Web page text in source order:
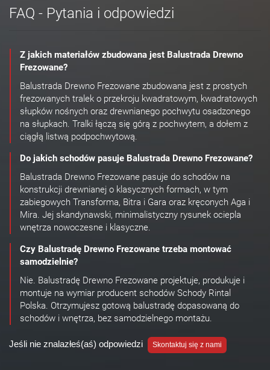
FAQ - Pytania i odpowiedzi
Z jakich materiałów zbudowana jest Balustrada Drewno
Frezowane?
Balustrada Drewno Frezowane zbudowana jest z prostych
frezowanych tralek o przekroju kwadratowym, kwadratowych
słupków nośnych oraz drewnianego pochwytu osadzonego
na słupkach. Tralki łączą się górą z pochwytem, a dołem z
ciągłą listwą podpochwytową.
Do jakich schodów pasuje Balustrada Drewno Frezowane?
Balustrada Drewno Frezowane pasuje do schodów na
konstrukcji drewnianej o klasycznych formach, w tym
zabiegowych Transforma, Bitra i Gara oraz kręconych Aga i
Mira. Jej skandynawski, minimalistyczny rysunek ociepla
wnętrza nowoczesne i klasyczne.
Czy Balustradę Drewno Frezowane trzeba montować
samodzielnie?
Nie. Balustradę Drewno Frezowane projektuje, produkuje i
montuje na wymiar producent schodów Schody Rintal
Polska. Otrzymujesz gotową balustradę dopasowaną do
schodów i wnętrza, bez samodzielnego montażu.
Jeśli nie znalazłeś(aś) odpowiedzi Skontaktuj się z nami